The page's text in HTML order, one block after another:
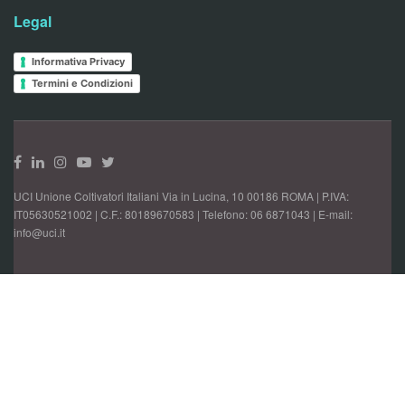
Legal
Informativa Privacy
Termini e Condizioni
UCI Unione Coltivatori Italiani Via in Lucina, 10 00186 ROMA | P.IVA:
IT05630521002 | C.F.: 80189670583 | Telefono: 06 6871043 | E-mail:
info@uci.it